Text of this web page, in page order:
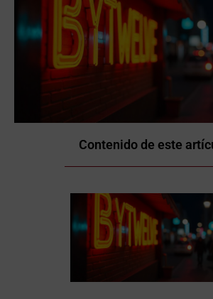
Contenido de este